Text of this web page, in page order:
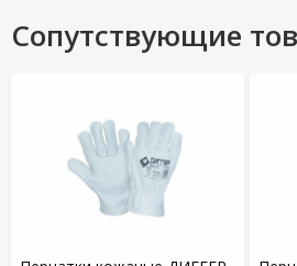
Сопутствующие